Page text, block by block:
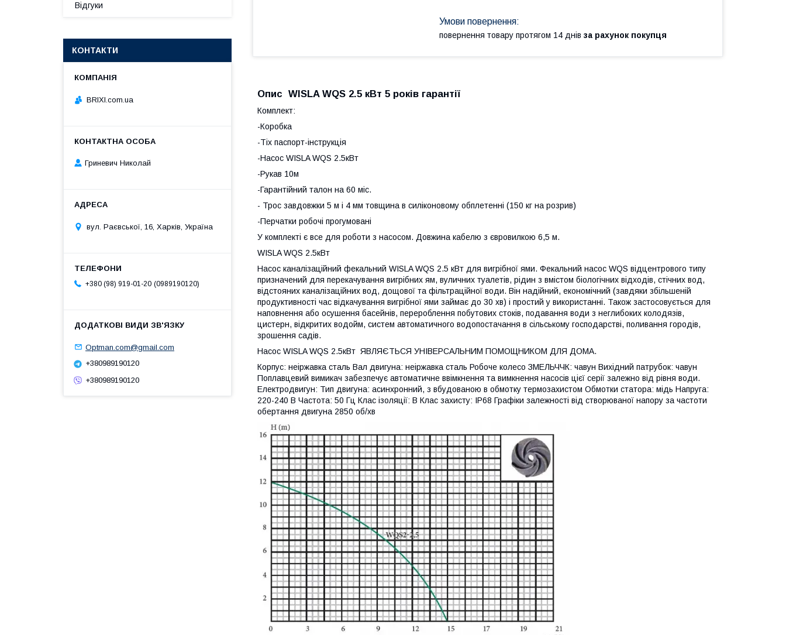
повернення товару протягом 14 днів за рахунок покупця
Опис WISLA WQS 2.5 кВт 5 років гарантії
Комплект:
-Коробка
-Тіх паспорт-інструкція
-Насос WISLA WQS 2.5кВт
-Рукав 10м
-Гарантійний талон на 60 міс.
- Трос завдовжки 5 м і 4 мм товщина в силіконовому обплетенні (150 кг на розрив)
-Перчатки робочі прогумовані
У комплекті є все для роботи з насосом. Довжина кабелю з євровилкою 6,5 м.
WISLA WQS 2.5кВт
Насос каналізаційний фекальний WISLA WQS 2.5 кВт для вигрібної ями. Фекальний насос WQS відцентрового типу
призначений для перекачування вигрібних ям, вуличних туалетів, рідин з вмістом біологічних відходів, стічних вод,
відстояних каналізаційних вод, дощової та фільтраційної води. Він надійний, економічний (завдяки збільшеній
продуктивності час відкачування вигрібної ями займає до 30 хв) і простий у використанні. Також застосовується для
наповнення або осушення басейнів, перероблення побутових стоків, подавання води з неглибоких колодязів,
цистерн, відкритих водойм, систем автоматичного водопостачання в сільському господарстві, поливання городів,
зрошення садів.
Насос WISLA WQS 2.5кВт ЯВЛЯЄТЬСЯ УНІВЕРСАЛЬНИМ ПОМОЩНИКОМ ДЛЯ ДОМА.
Корпус: неіржавка сталь Вал двигуна: неіржавка сталь Робоче колесо ЗМЕЛЬЧЧК: чавун Вихідний патрубок: чавун
Поплавцевий вимикач забезпечує автоматичне ввімкнення та вимкнення насосів цієї серії залежно від рівня води.
Електродвигун: Тип двигуна: асинхронний, з вбудованою в обмотку термозахистом Обмотки статора: мідь Напруга:
220-240 В Частота: 50 Гц Клас ізоляції: B Клас захисту: IP68 Графіки залежності від створюваної напору за частоти
обертання двигуна 2850 об/хв
Відгуки
КОНТАКТИ
BRIXI.com.ua
Гриневич Николай
вул. Раєвської, 16, Харків, Україна
+380 (98) 919-01-20 0989190120
Optman.com@gmail.com
+380989190120
+380989190120